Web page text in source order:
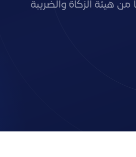
هيئة الزكاة والضريبة